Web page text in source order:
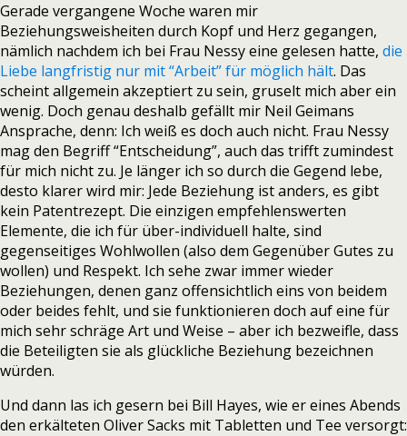
Gerade vergangene Woche waren mir
Beziehungsweisheiten durch Kopf und Herz gegangen,
nämlich nachdem ich bei Frau Nessy eine gelesen hatte, die
Liebe langfristig nur mit “Arbeit” für möglich hält. Das
scheint allgemein akzeptiert zu sein, gruselt mich aber ein
wenig. Doch genau deshalb gefällt mir Neil Geimans
Ansprache, denn: Ich weiß es doch auch nicht. Frau Nessy
mag den Begriff “Entscheidung”, auch das trifft zumindest
für mich nicht zu. Je länger ich so durch die Gegend lebe,
desto klarer wird mir: Jede Beziehung ist anders, es gibt
kein Patentrezept. Die einzigen empfehlenswerten
Elemente, die ich für über-individuell halte, sind
gegenseitiges Wohlwollen (also dem Gegenüber Gutes zu
wollen) und Respekt. Ich sehe zwar immer wieder
Beziehungen, denen ganz offensichtlich eins von beidem
oder beides fehlt, und sie funktionieren doch auf eine für
mich sehr schräge Art und Weise – aber ich bezweifle, dass
die Beteiligten sie als glückliche Beziehung bezeichnen
würden.
Und dann las ich gesern bei Bill Hayes, wie er eines Abends
den erkälteten Oliver Sacks mit Tabletten und Tee versorgt: